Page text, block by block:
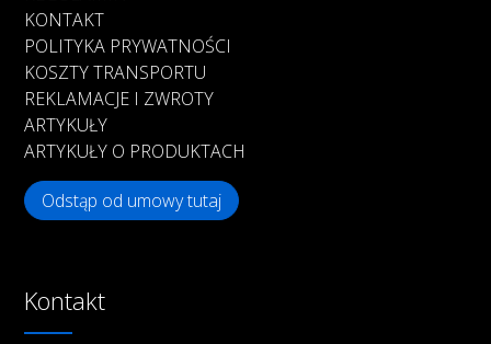
KONTAKT
POLITYKA PRYWATNOŚCI
KOSZTY TRANSPORTU
REKLAMACJE I ZWROTY
ARTYKUŁY
ARTYKUŁY O PRODUKTACH
Odstąp od umowy tutaj
Kontakt